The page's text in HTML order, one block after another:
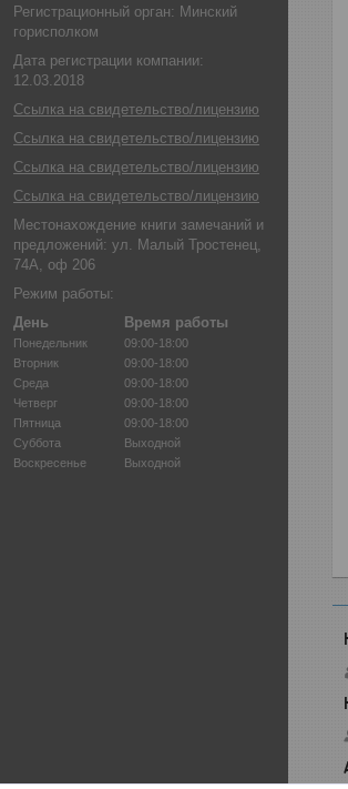
Регистрационный орган: Минский
горисполком
Дата регистрации компании:
12.03.2018
Ссылка на свидетельство/лицензию
Ссылка на свидетельство/лицензию
Ссылка на свидетельство/лицензию
Ссылка на свидетельство/лицензию
Местонахождение книги замечаний и
предложений: ул. Малый Тростенец,
74А, оф 206
Режим работы:
День
Время работы
Понедельник
09:00-18:00
Вторник
09:00-18:00
Среда
09:00-18:00
Четверг
09:00-18:00
Пятница
09:00-18:00
Суббота
Выходной
Воскресенье
Выходной